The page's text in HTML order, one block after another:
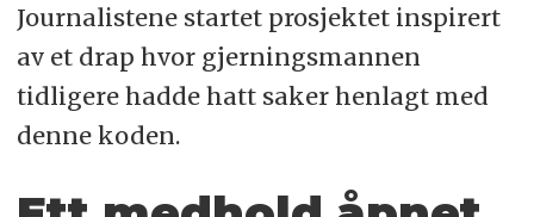
Journalistene startet prosjektet inspirert
av et drap hvor gjerningsmannen
tidligere hadde hatt saker henlagt med
denne koden.